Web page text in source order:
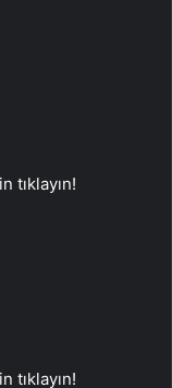
tıklayın!
tıklayın!